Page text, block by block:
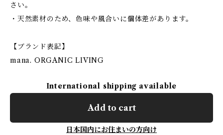
さい。
・天然素材のため、色味や風合いに個体差があります。
【ブランド表記】
mana. ORGANIC LIVING
International shipping available
Add to cart
日本国内にお住まいの方向け